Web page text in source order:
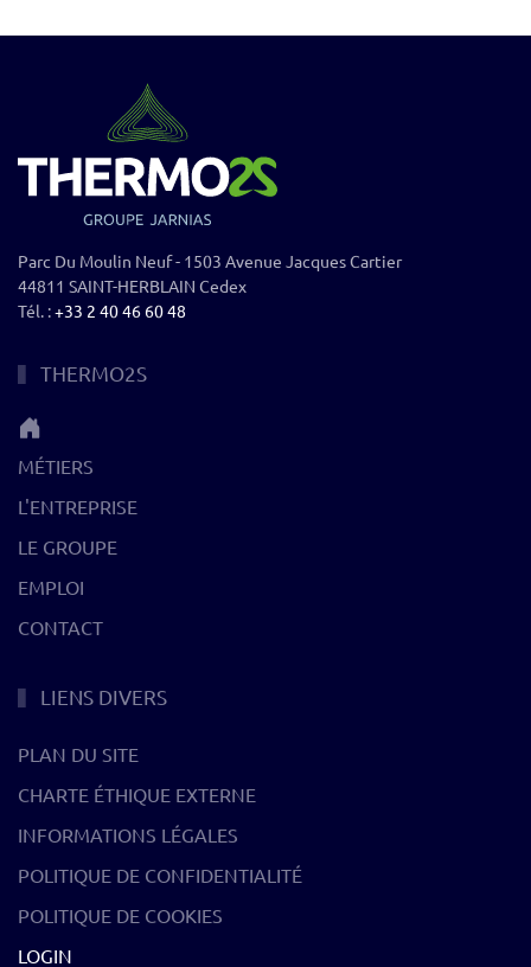
Parc Du Moulin Neuf - 1503 Avenue Jacques Cartier
44811 SAINT-HERBLAIN Cedex
Tél. :+33 2 40 46 60 48
THERMO2S
MÉTIERS
L'ENTREPRISE
LE GROUPE
EMPLOI
CONTACT
LIENS DIVERS
PLAN DU SITE
CHARTE ÉTHIQUE EXTERNE
INFORMATIONS LÉGALES
POLITIQUE DE CONFIDENTIALITÉ
POLITIQUE DE COOKIES
LOGIN